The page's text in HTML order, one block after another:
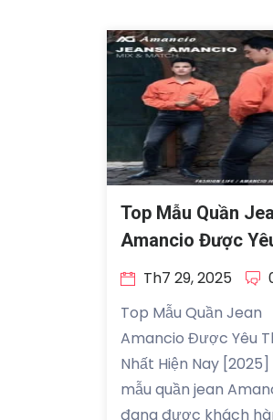
Top Mẫu Quần
Amancio Được
ThíchTh7 29, 2025
Top Mẫu Quần Jean
Amancio Được Yêu
Nhất Hiện Nay
mẫu quần jean
đang được khách